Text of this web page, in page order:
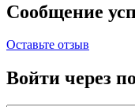
Сообщение
Оставьте отзыв
Войти через